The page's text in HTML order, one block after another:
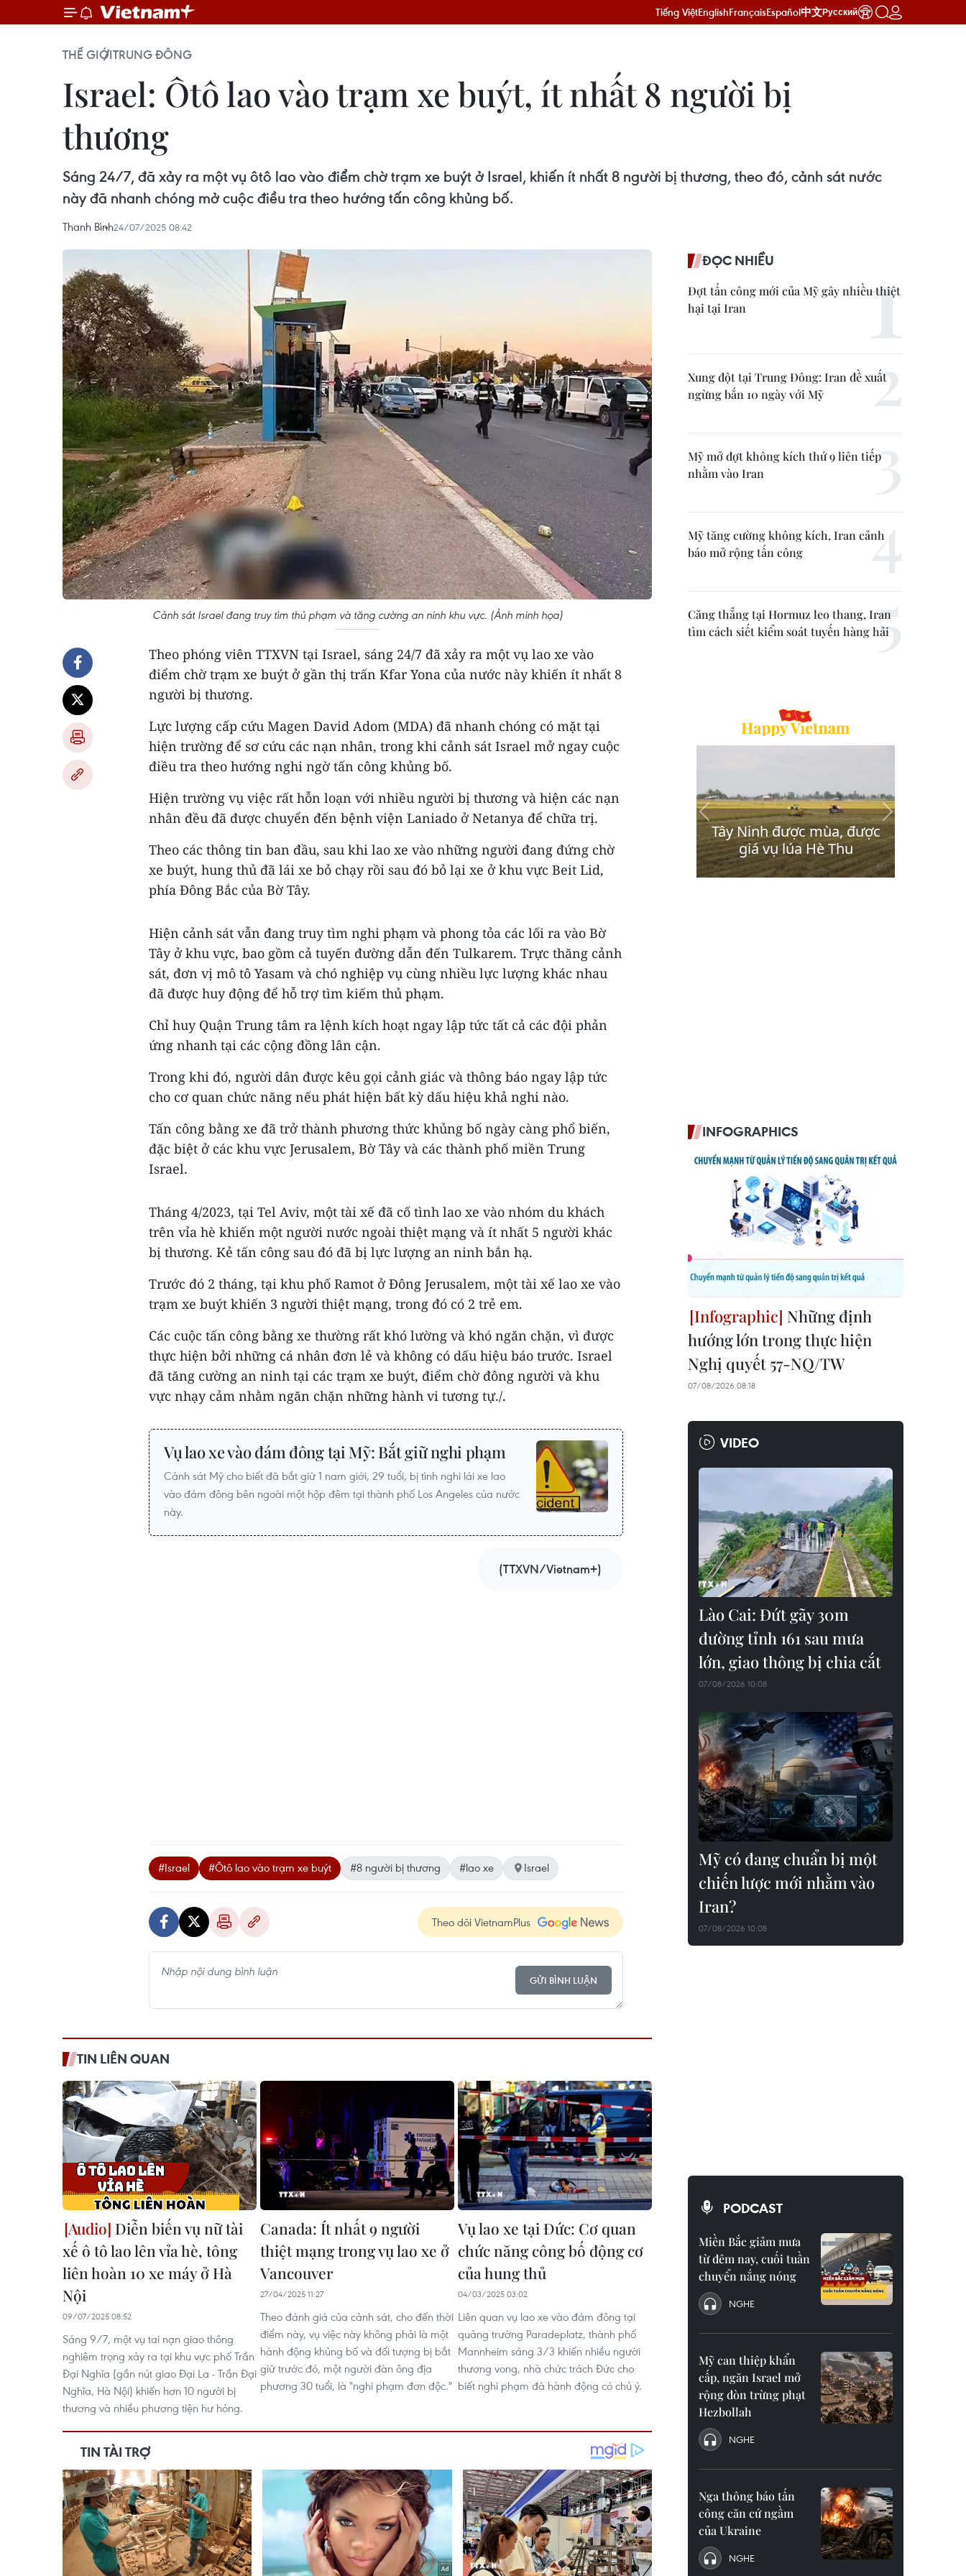
Tiếng ViệtEnglishFrançaisEspañol中文Русский
THẾ GIỚITRUNG ĐÔNG
Israel: Ôtô lao vào trạm xe buýt, ít nhất 8 người bị
thương
Sáng 24/7, đã xảy ra một vụ ôtô lao vào điểm chờ trạm xe buýt ở Israel, khiến ít nhất 8 người bị thương, theo đó, cảnh sát nước
này đã nhanh chóng mở cuộc điều tra theo hướng tấn công khủng bố.
Thanh Bình24/07/2025 08:42
Cảnh sát Israel đang truy tìm thủ phạm và tăng cường an ninh khu vực. (Ảnh minh họa)
Theo phóng viên TTXVN tại Israel, sáng 24/7 đã xảy ra một vụ lao xe vào
điểm chờ trạm xe buýt ở gần thị trấn Kfar Yona của nước này khiến ít nhất 8
người bị thương.
Lực lượng cấp cứu Magen David Adom (MDA) đã nhanh chóng có mặt tại
hiện trường để sơ cứu các nạn nhân, trong khi cảnh sát Israel mở ngay cuộc
điều tra theo hướng nghi ngờ tấn công khủng bố.
Hiện trường vụ việc rất hỗn loạn với nhiều người bị thương và hiện các nạn
nhân đều đã được chuyển đến bệnh viện Laniado ở Netanya để chữa trị.
Theo các thông tin ban đầu, sau khi lao xe vào những người đang đứng chờ
xe buýt, hung thủ đã lái xe bỏ chạy rồi sau đó bỏ lại xe ở khu vực Beit Lid,
phía Đông Bắc của Bờ Tây.
Hiện cảnh sát vẫn đang truy tìm nghi phạm và phong tỏa các lối ra vào Bờ
Tây ở khu vực, bao gồm cả tuyến đường dẫn đến Tulkarem. Trực thăng cảnh
sát, đơn vị mô tô Yasam và chó nghiệp vụ cùng nhiều lực lượng khác nhau
đã được huy động để hỗ trợ tìm kiếm thủ phạm.
Chỉ huy Quận Trung tâm ra lệnh kích hoạt ngay lập tức tất cả các đội phản
ứng nhanh tại các cộng đồng lân cận.
Trong khi đó, người dân được kêu gọi cảnh giác và thông báo ngay lập tức
cho cơ quan chức năng nếu phát hiện bất kỳ dấu hiệu khả nghi nào.
Tấn công bằng xe đã trở thành phương thức khủng bố ngày càng phổ biến,
đặc biệt ở các khu vực Jerusalem, Bờ Tây và các thành phố miền Trung
Israel.
Tháng 4/2023, tại Tel Aviv, một tài xế đã cố tình lao xe vào nhóm du khách
trên vỉa hè khiến một người nước ngoài thiệt mạng và ít nhất 5 người khác
bị thương. Kẻ tấn công sau đó đã bị lực lượng an ninh bắn hạ.
Trước đó 2 tháng, tại khu phố Ramot ở Đông Jerusalem, một tài xế lao xe vào
trạm xe buýt khiến 3 người thiệt mạng, trong đó có 2 trẻ em.
Các cuộc tấn công bằng xe thường rất khó lường và khó ngăn chặn, vì được
thực hiện bởi những cá nhân đơn lẻ và không có dấu hiệu báo trước. Israel
đã tăng cường an ninh tại các trạm xe buýt, điểm chờ đông người và khu
vực nhạy cảm nhằm ngăn chặn những hành vi tương tự./.
Vụ lao xe vào đám đông tại Mỹ: Bắt giữ nghi phạm
Cảnh sát Mỹ cho biết đã bắt giữ 1 nam giới, 29 tuổi, bị tình nghi lái xe lao
vào đám đông bên ngoài một hộp đêm tại thành phố Los Angeles của nước
này.
(TTXVN/Vietnam+)
#Israel #Ôtô lao vào trạm xe buýt #8 người bị thương #lao xe Israel
Theo dõi VietnamPlus
GỬI BÌNH LUẬN
TIN LIÊN QUAN
Diễn biến vụ nữ tài
xế ô tô lao lên vỉa hè, tông
liên hoàn 10 xe máy ở Hà
Nội
09/07/2025 08:52
Sáng 9/7, một vụ tai nạn giao thông
nghiêm trọng xảy ra tại khu vực phố Trần
Đại Nghĩa (gần nút giao Đại La - Trần Đại
Nghĩa, Hà Nội) khiến hơn 10 người bị
thương và nhiều phương tiện hư hỏng.
Canada: Ít nhất 9 người
thiệt mạng trong vụ lao xe ở
Vancouver
27/04/2025 11:27
Theo đánh giá của cảnh sát, cho đến thời
điểm này, vụ việc này không phải là một
hành động khủng bố và đối tượng bị bắt
giữ trước đó, một người đàn ông địa
phương 30 tuổi, là "nghi phạm đơn độc."
Vụ lao xe tại Đức: Cơ quan
chức năng công bố động cơ
của hung thủ
04/03/2025 03:02
Liên quan vụ lao xe vào đám đông tại
quảng trường Paradeplatz, thành phố
Mannheim sáng 3/3 khiến nhiều người
thương vong, nhà chức trách Đức cho
biết nghi phạm đã hành động có chủ ý.
ĐỌC NHIỀU
Đợt tấn công mới của Mỹ gây nhiều thiệt
hại tại Iran
Xung đột tại Trung Đông: Iran đề xuất
ngừng bắn 10 ngày với Mỹ
Mỹ mở đợt không kích thứ 9 liên tiếp
nhằm vào Iran
Mỹ tăng cường không kích, Iran cảnh
báo mở rộng tấn công
Căng thẳng tại Hormuz leo thang, Iran
tìm cách siết kiểm soát tuyến hàng hải
INFOGRAPHICS
Những định
hướng lớn trong thực hiện
Nghị quyết 57-NQ/TW
07/08/2026 08:18
VIDEO
Lào Cai: Đứt gãy 30m
đường tỉnh 161 sau mưa
lớn, giao thông bị chia cắt
07/08/2026 10:08
Mỹ có đang chuẩn bị một
chiến lược mới nhằm vào
Iran?
07/08/2026 10:08
PODCAST
Miền Bắc giảm mưa
từ đêm nay, cuối tuần
chuyển nắng nóng
NGHE
Mỹ can thiệp khẩn
cấp, ngăn Israel mở
rộng đòn trừng phạt
Hezbollah
NGHE
Nga thông báo tấn
công căn cứ ngầm
của Ukraine
NGHE